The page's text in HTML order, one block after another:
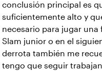
conclusión principal es
suficientemente alto y
necesario para jugar una
Slam junior o en el
derrota también me
tengo que seguir